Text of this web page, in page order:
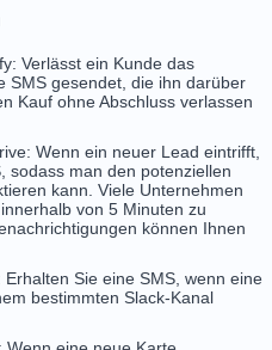
Verlässt ein Kunde das
SMS gesendet, die ihn darüber
Kauf ohne Abschluss verlassen
Wenn ein neuer Lead eintrifft,
sodass man den potenziellen
kann. Viele Unternehmen
von 5 Minuten zu
können Ihnen
Sie eine SMS, wenn eine
bestimmten Slack-Kanal